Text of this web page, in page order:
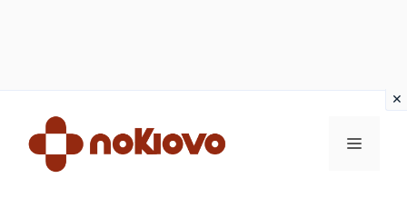
contenuto
MENU